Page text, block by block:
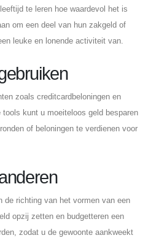
te leren hoe waardevol het is
om een ​​deel van hun zakgeld of
leuke en lonende activiteit van.
zoals creditcardbeloningen en
kunt u moeiteloos geld besparen
of beloningen te verdienen voor
de richting van het vormen van een
opzij zetten en budgetteren een
zodat u de gewoonte aankweekt